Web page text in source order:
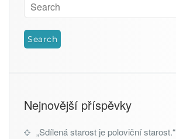
Nejnovější příspěvky
„Sdílená starost je poloviční starost.“